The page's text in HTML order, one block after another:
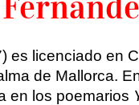
es licenciado en
de Mallorca.
en los poemarios